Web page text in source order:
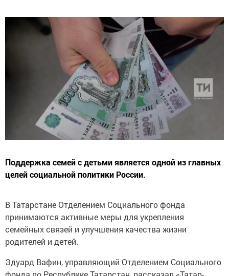
Поддержка семей с детьми является одной из главных
целей социальной политики России.
В Татарстане Отделением Социального фонда
принимаются активные меры для укрепления
семейных связей и улучшения качества жизни
родителей и детей.
Эдуард Вафин, управляющий Отделением Социального